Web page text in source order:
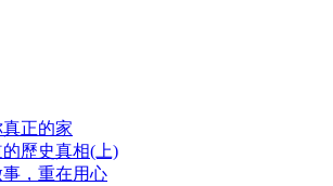
正的家
歷史真相(上)
，重在用心